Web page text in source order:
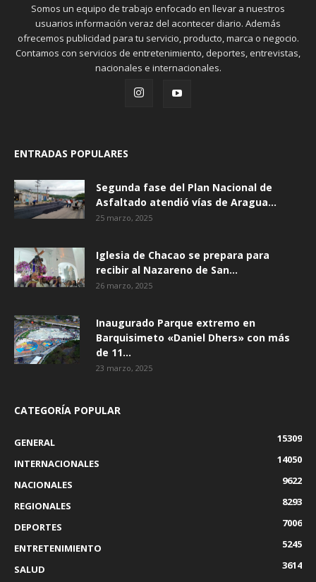
Somos un equipo de trabajo enfocado en llevar a nuestros
usuarios información veraz del acontecer diario. Además
ofrecemos publicidad para tu servicio, producto, marca o negocio.
Contamos con servicios de entretenimiento, deportes, entrevistas,
nacionales e internacionales.
ENTRADAS POPULARES
Segunda fase del Plan Nacional de
Asfaltado atendió vías de Aragua...
25 marzo, 2025
Iglesia de Chacao se prepara para
recibir al Nazareno de San...
26 marzo, 2025
Inaugurado Parque extremo en
Barquisimeto «Daniel Dhers» con más
de 11...
23 marzo, 2025
CATEGORÍA POPULAR
GENERAL
15309
INTERNACIONALES
14050
NACIONALES
9622
REGIONALES
8293
DEPORTES
7006
ENTRETENIMIENTO
5245
SALUD
3614